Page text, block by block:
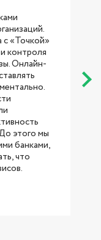
с «Точкой»
контроля
Онлайн-
этого мы
банками,
что